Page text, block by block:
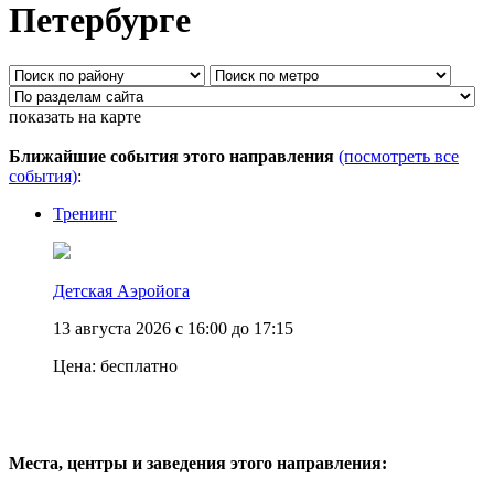
Петербурге
показать на карте
Ближайшие события этого направления (посмотреть все
события):
Тренинг
Детская Аэройога
13 августа 2026 с 16:00 до 17:15
Цена: бесплатно
Места, центры и заведения этого направления: